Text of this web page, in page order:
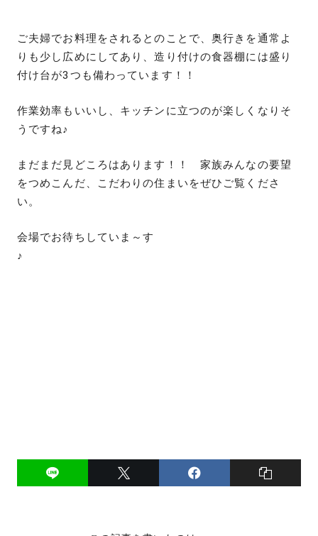
ご夫婦でお料理をされるとのことで、奥行きを通常よ
りも少し広めにしてあり、造り付けの食器棚には盛り
付け台が3つも備わっています！！
作業効率もいいし、キッチンに立つのが楽しくなりそ
うですね♪
まだまだ見どころはあります！！ 家族みんなの要望
をつめこんだ、こだわりの住まいをぜひご覧くださ
い。
会場でお待ちしていま～す
♪